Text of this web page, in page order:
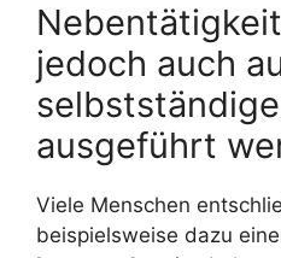
jedoch auch
ausgeführt
Viele Menschen
beispielsweise dazu